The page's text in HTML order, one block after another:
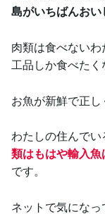
島がいちばんおい
肉類は食べない
工品しか食べたく
お魚が新鮮で正し
わたしの住んでい
類はもはや輸入魚
です。
ネットで気になっ